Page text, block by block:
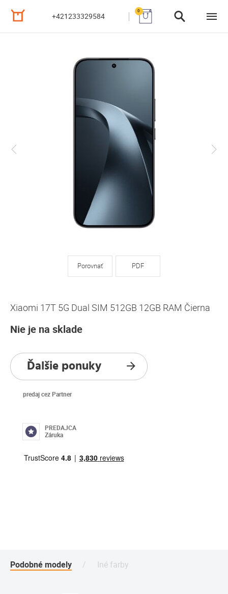
+421233329584
0
Porovnať PDF
Xiaomi 17T 5G Dual SIM 512GB 12GB RAM Čierna
Nie je na sklade
Ďalšie ponuky
predaj cez Partner
PREDAJCA
Záruka
Podobné modely Iné farby